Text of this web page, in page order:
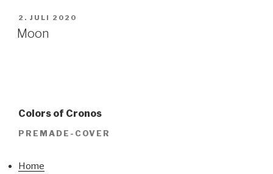
VERÖFFENTLICHT
AM
2. JULI 2020
Moon
Colors of Cronos
PREMADE-COVER
Home